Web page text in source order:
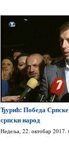
Ђурић: Победа Српске
српски народ
Недеља, 22. октобар 2017.